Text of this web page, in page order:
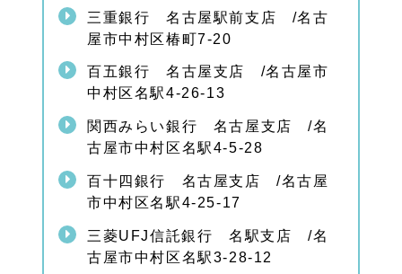
関連
三重銀行 名古屋駅前支店 /名古
屋市中村区椿町7-20
百五銀行 名古屋支店 /名古屋市
中村区名駅4-26-13
関西みらい銀行 名古屋支店 /名
古屋市中村区名駅4-5-28
百十四銀行 名古屋支店 /名古屋
市中村区名駅4-25-17
三菱UFJ信託銀行 名駅支店 /名
古屋市中村区名駅3-28-12